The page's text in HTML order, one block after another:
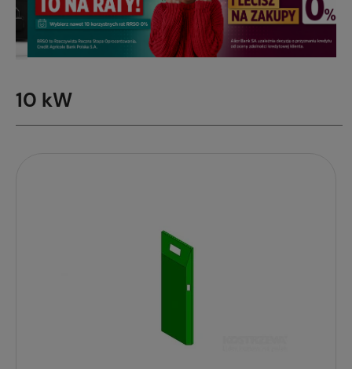
10 kW